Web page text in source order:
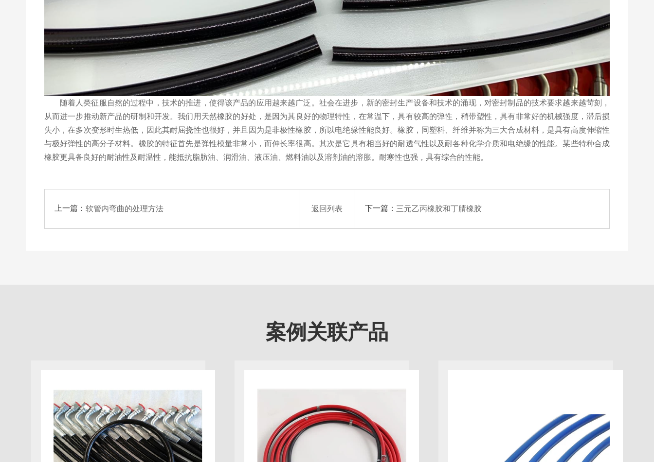
随着人类征服自然的过程中，技术的推进，使得该产品的应用越来越广泛。社会在进步，新的密封生产设备和技术的涌现，对密封制品的技术要求越来越苛刻，
从而进一步推动新产品的研制和开发。我们用 天然橡胶的好处，是因为其良好的物理特性，在常温下，具有较高的弹性，稍带塑性，具有非常好的机械强度，滞后损
失小，在多次变形时生热低，因此其耐屈挠性也很好，并且因为是非极性橡胶，所以电绝缘性能良好。橡胶，同塑料、纤维并称为三大合成材料，是具有高度伸缩性
与极好弹性的高分子材料。橡胶的特征首先是弹性模量非常小，而伸长率很高。其次是它具有相当好的耐透气性以及耐各种化学介质和电绝缘的性能。某些特种合成
橡胶更具备良好的耐油性及耐温性，能抵抗脂肪油、润滑油、液压油、燃料油以及溶剂油的溶胀。耐寒性也强，具有综合的性能。
上一篇： 软管内弯曲的处理方法 返回列表 下一篇： 三元乙丙橡胶和丁腈橡胶
案例关联产品